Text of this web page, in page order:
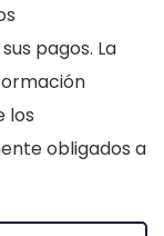
pagos. La
los
obligados a